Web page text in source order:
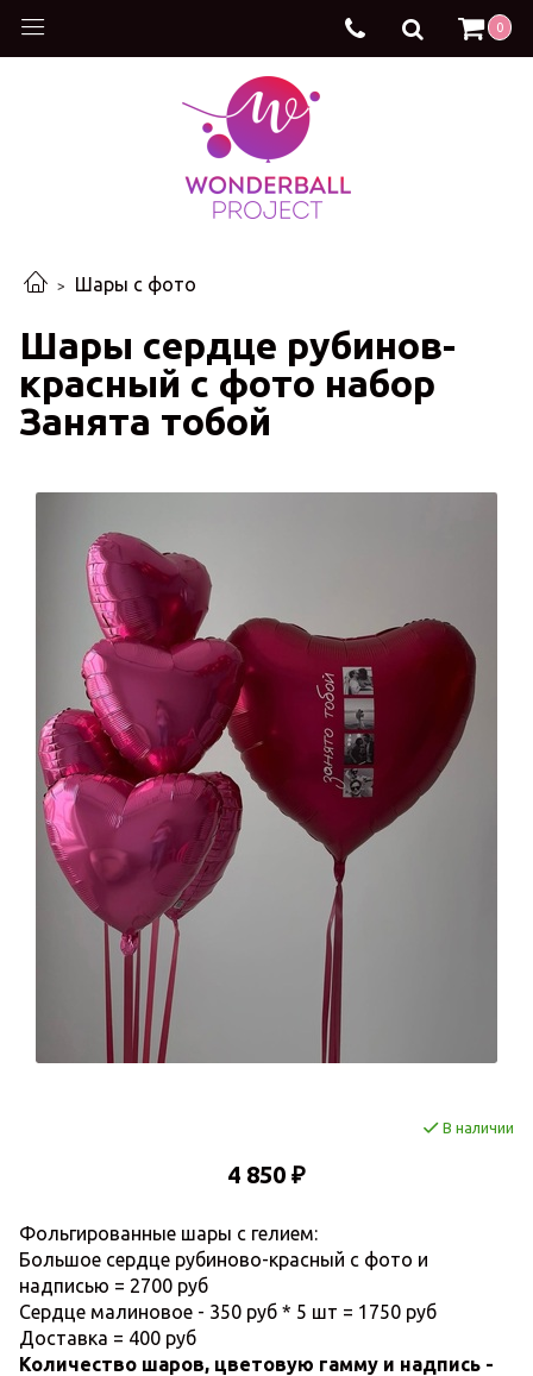
0
Шары с фото
Шары сердце рубинов-
красный с фото набор
Занята тобой
В наличии
4 850 ₽
Фольгированные шары с гелием:
Большое сердце рубиново-красный с фото и
надписью = 2700 руб
Сердце малиновое - 350 руб * 5 шт = 1750 руб
Доставка = 400 руб
Количество шаров, цветовую гамму и надпись -